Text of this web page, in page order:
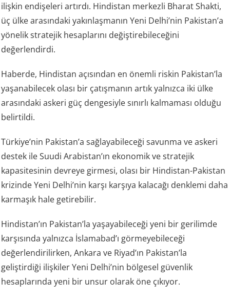
ilişkin endişeleri artırdı. Hindistan merkezli Bharat Shakti,
üç ülke arasındaki yakınlaşmanın Yeni Delhi’nin Pakistan’a
yönelik stratejik hesaplarını değiştirebileceğini
değerlendirdi.
Haberde, Hindistan açısından en önemli riskin Pakistan’la
yaşanabilecek olası bir çatışmanın artık yalnızca iki ülke
arasındaki askeri güç dengesiyle sınırlı kalmaması olduğu
belirtildi.
Türkiye’nin Pakistan’a sağlayabileceği savunma ve askeri
destek ile Suudi Arabistan’ın ekonomik ve stratejik
kapasitesinin devreye girmesi, olası bir Hindistan-Pakistan
krizinde Yeni Delhi’nin karşı karşıya kalacağı denklemi daha
karmaşık hale getirebilir.
Hindistan’ın Pakistan’la yaşayabileceği yeni bir gerilimde
karşısında yalnızca İslamabad’ı görmeyebileceği
değerlendirilirken, Ankara ve Riyad’ın Pakistan’la
geliştirdiği ilişkiler Yeni Delhi’nin bölgesel güvenlik
hesaplarında yeni bir unsur olarak öne çıkıyor.